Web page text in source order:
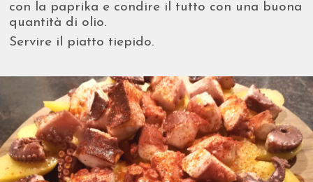
con la paprika e condire il tutto con una buona
quantità di olio.
Servire il piatto tiepido.